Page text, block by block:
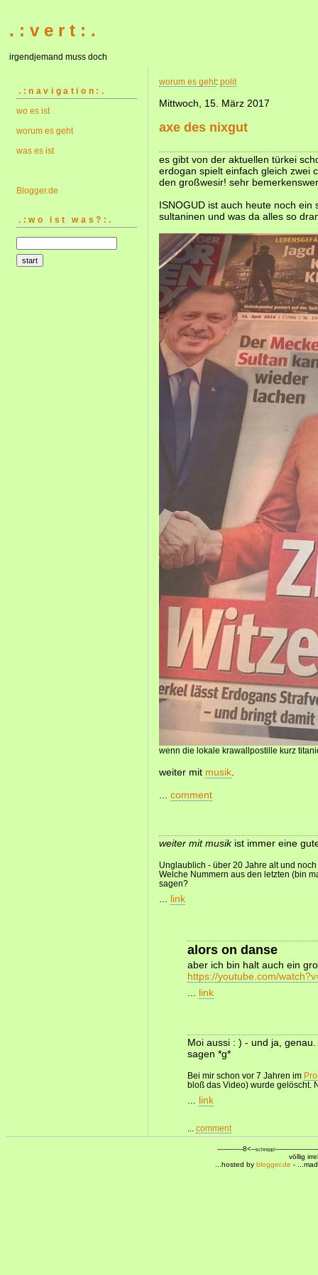
. : v e r t : .
irgendjemand muss doch
.:navigation:.
wo es ist
worum es geht
was es ist
Blogger.de
.:wo ist was?:.
worum es geht: polit
Mittwoch, 15. März 2017
axe des nixgut
es gibt von der aktuellen türkei
erdogan spielt einfach gleich zwei
den großwesir! sehr
ISNOGUD ist auch heute noch
sultaninen und was da alles so
wenn die lokale krawallpostille kurz
weiter mit musik
comment
weiter mit musikist immer eine
Unglaublich - über 20 Jahre alt und
Welche Nummern aus den letzten (bin
sagen?
link
alors on danse
aber ich bin halt auch ein
https://youtube.com/
link
Moi aussi : ) - und ja,
sagen *g*
Bei mir schon vor 7 Jahren im
bloß das Video) wurde gelöscht.
link
comment
------------8<--schnipp!
völlig
...hosted by blogger.de -